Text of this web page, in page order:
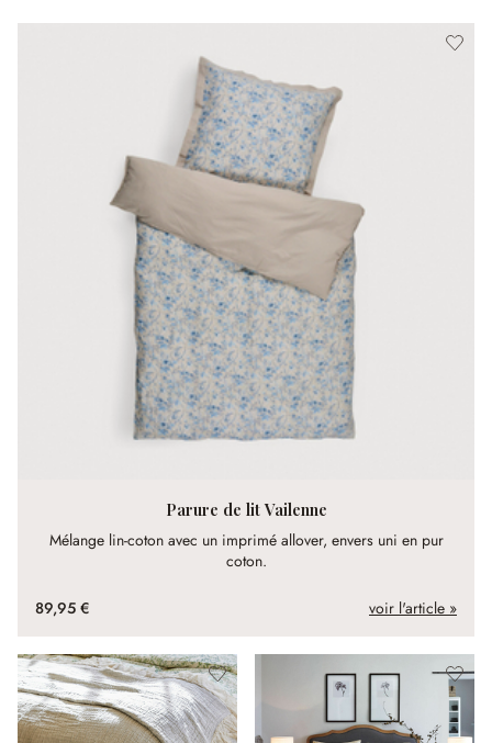
Parure de lit Vailenne
Mélange lin-coton avec un imprimé allover, envers uni en pur
coton.
89,95 € voir l'article »